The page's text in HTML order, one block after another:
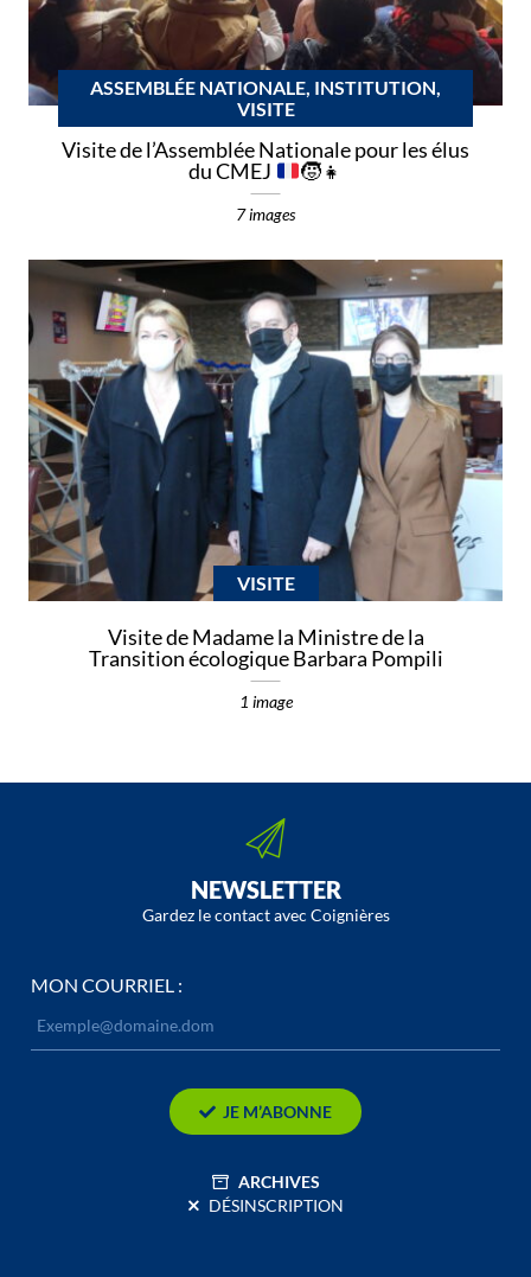
ASSEMBLÉE NATIONALE, INSTITUTION,
VISITE
Visite de l’Assemblée Nationale pour les élus
du CMEJ
🧒👧
7 images
VISITE
Visite de Madame la Ministre de la
Transition écologique Barbara Pompili
1 image
NEWSLETTER
Gardez le contact avec Coignières
MON COURRIEL :
JE M’ABONNE
ARCHIVES
DÉSINSCRIPTION